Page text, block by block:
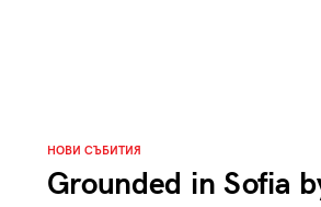
НОВИ СЪБИТИЯ
Grounded in Sofia